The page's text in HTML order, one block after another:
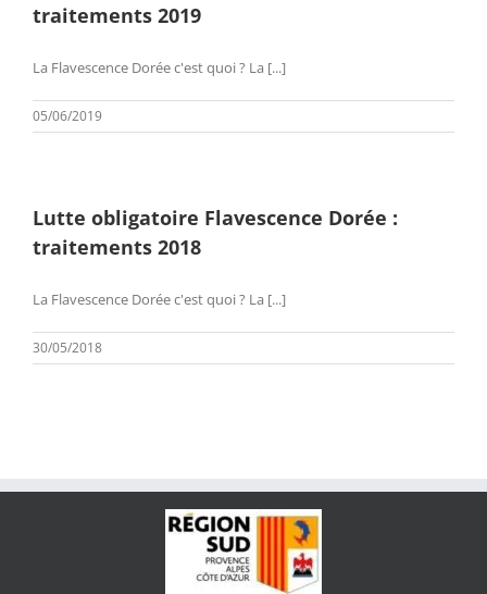
traitements 2019
La Flavescence Dorée c'est quoi ? La [...]
05/06/2019
Lutte obligatoire Flavescence Dorée :
traitements 2018
La Flavescence Dorée c'est quoi ? La [...]
30/05/2018